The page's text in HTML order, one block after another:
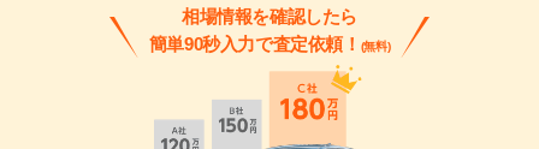
相場情報を確認したら
簡単90秒入力で査定依頼！ (無料)